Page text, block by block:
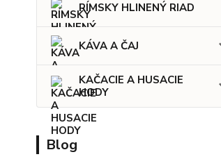
RÍMSKY HLINENÝ RIAD
KÁVA A ČAJ
KAČACIE A HUSACIE
HODY
Blog